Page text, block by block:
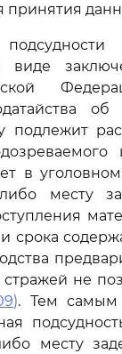
принятия
подлежит
в
месту
срока
не
. Тем самым
месту